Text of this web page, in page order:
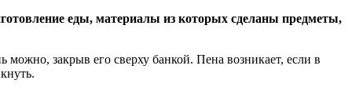
еды, материалы из которых сделаны предметы,
закрыв его сверху банкой. Пена возникает, если в